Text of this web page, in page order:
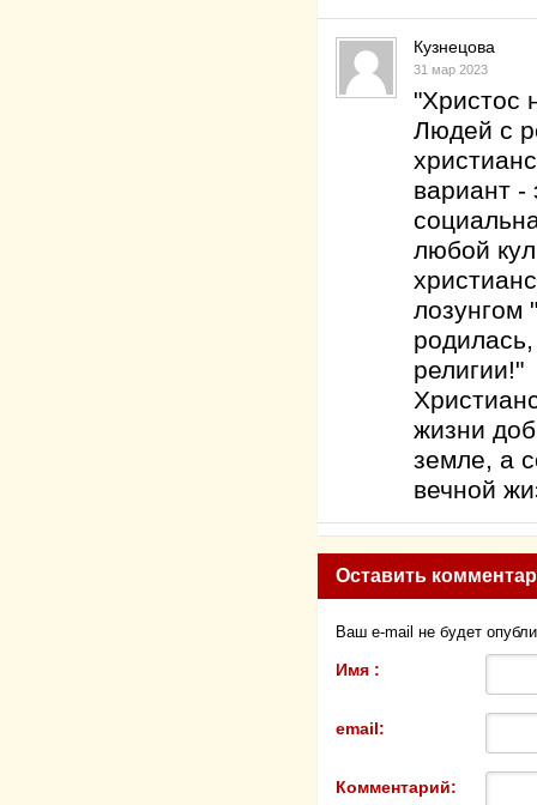
Кузнецова
31 мар 2023
"Христос
Людей с
вариант -
любой
лозунгом
религии!"
жизни
земле, а
вечной
Оставить
Ваш e-mail не будет
Имя :
email:
Комментарий: